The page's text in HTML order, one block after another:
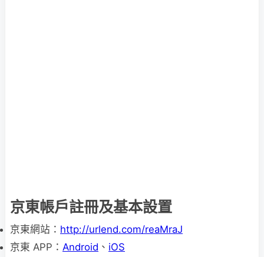
京東帳戶註冊及基本設置
京東網站： http://urlend.com/reaMraJ
京東 APP： Android 、 iOS